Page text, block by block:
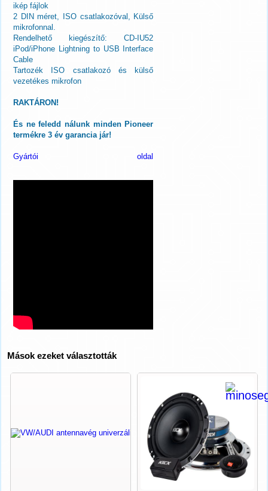
ikép fájlok
2 DIN méret, ISO csatlakozóval, Külső
mikrofonnal.
Rendelhető kiegészítő: CD-IU52
iPod/iPhone Lightning to USB Interface
Cable
Tartozék ISO csatlakozó és külső
vezetékes mikrofon
RAKTÁRON!
És ne feledd nálunk minden Pioneer
termékre 3 év garancia jár!
Gyártói oldal
Mások ezeket választották